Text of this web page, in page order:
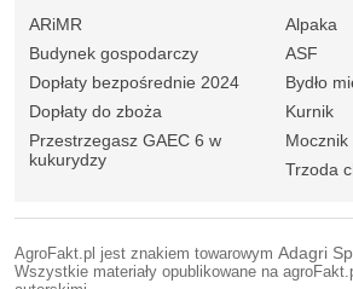
ARiMR
Budynek gospodarczy
Dopłaty bezpośrednie 2024
Dopłaty do zboża
Przestrzegasz GAEC 6 w
kukurydzy
Alpaka
ASF
Bydło
Kurnik
Mocznik
Trzoda
AgroFakt.pl jest znakiem towarowym Adagri
Wszystkie materiały opublikowane na